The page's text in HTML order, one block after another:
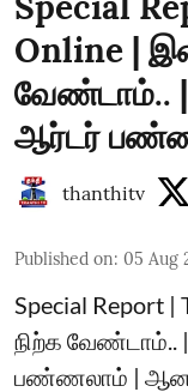
Online |
வேண்டாம்..
ஆர்டர்
thanthitv
Published on: 05 Aug
Special Report
நிற்க
பண்ணலாம் | ஆனா